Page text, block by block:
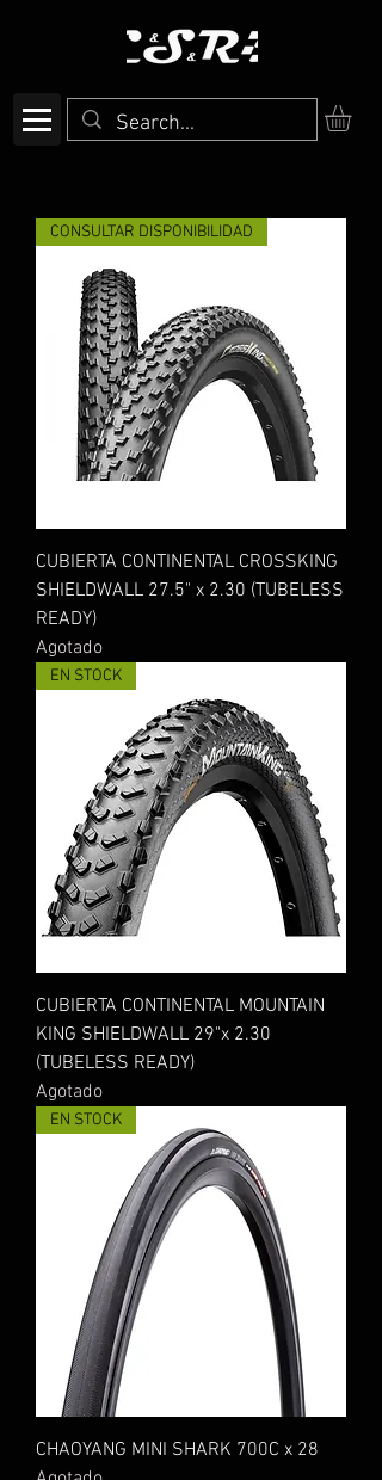
CONSULTAR DISPONIBILIDAD
CUBIERTA CONTINENTAL CROSSKING
SHIELDWALL 27.5" x 2.30 (TUBELESS
READY)
Agotado
EN STOCK
CUBIERTA CONTINENTAL MOUNTAIN
KING SHIELDWALL 29"x 2.30
(TUBELESS READY)
Agotado
EN STOCK
CHAOYANG MINI SHARK 700C x 28